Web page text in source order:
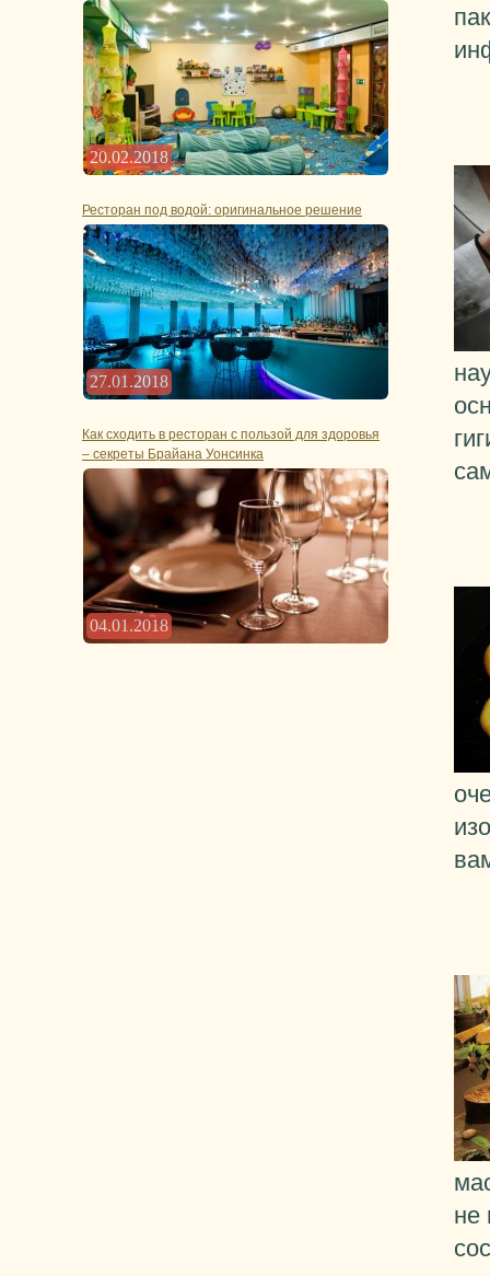
20.02.2018
Ресторан под водой: оригинальное решение
27.01.2018
Как сходить в ресторан с пользой для здоровья
– секреты Брайана Уонсинка
04.01.2018
не